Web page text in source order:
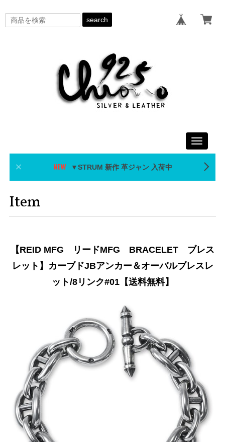
search
Toggle
▼STRUM 新作 革ジャン 入荷中
Item
【REID MFG リードMFG BRACELET ブレス
レット】カーブドJBアンカー＆オーバルブレスレ
ット/8リンク#01【送料無料】